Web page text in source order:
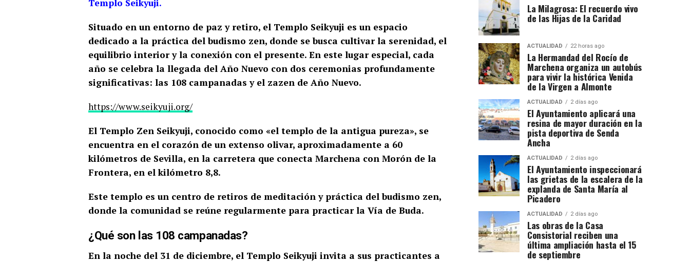
Templo Seikyuji.
Situado en un entorno de paz y retiro, el Templo Seikyuji es un espacio
dedicado a la práctica del budismo zen, donde se busca cultivar la serenidad, el
equilibrio interior y la conexión con el presente. En este lugar especial, cada
año se celebra la llegada del Año Nuevo con dos ceremonias profundamente
significativas: las 108 campanadas y el zazen de Año Nuevo.
https://www.seikyuji.org/
El Templo Zen Seikyuji, conocido como «el templo de la antigua pureza», se
encuentra en el corazón de un extenso olivar, aproximadamente a 60
kilómetros de Sevilla, en la carretera que conecta Marchena con Morón de la
Frontera, en el kilómetro 8,8.
Este templo es un centro de retiros de meditación y práctica del budismo zen,
donde la comunidad se reúne regularmente para practicar la Vía de Buda.
¿Qué son las 108 campanadas?
En la noche del 31 de diciembre, el Templo Seikyuji invita a sus practicantes a
La Milagrosa: El recuerdo vivo
de las Hijas de la Caridad
ACTUALIDAD 22 horas ago
La Hermandad del Rocío de
Marchena organiza un autobús
para vivir la histórica Venida
de la Virgen a Almonte
ACTUALIDAD 2 días ago
El Ayuntamiento aplicará una
resina de mayor duración en la
pista deportiva de Senda
Ancha
ACTUALIDAD 2 días ago
El Ayuntamiento inspeccionará
las grietas de la escalera de la
explanda de Santa María al
Picadero
ACTUALIDAD 2 días ago
Las obras de la Casa
Consistorial reciben una
última ampliación hasta el 15
de septiembre